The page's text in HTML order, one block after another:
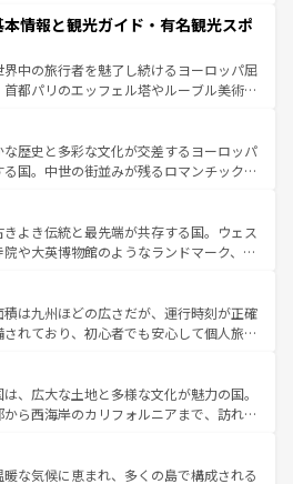
リアで、忘れられない旅をしてみよう！
リア情報は
国では、情熱的なフラメンコ、熱気あふ
美味しいタパスが生活の一部となってい
ドの洗練された雰囲気や、バルセロナの
角から、地方では古代ローマ遺跡や中世
て風土や気候が異なるスペインはその個
性で訪れる人を魅了する。 なお、新着のスペイン情報は コ
参照してほしい。
情報と観光ガイド・有名観光スポ
界中の旅行者を魅了し続けるヨーロッパ屈
都パリのエッフェル塔やルーブル美術館
詰まっている。華麗な宮殿、歴史的な大
ーチ、そして豊かな自然が、訪れる者を心
た、フランスは美食の国としても知ら
の発祥地であるランス、プロヴァンスの
ー畑など、多彩な楽しみ方が可能だ。さ
の地域にも魅力が溢れており、どの街角に
ぶとそれぞれで全く異なる文化を体験で
だろう。 なお、新着のフランス情報はコンテンツ一覧
。
な歴史と多彩な文化が交差するヨーロッパ
国。中世の街並みが残るロマンチック街
、どこを歩いても飽きることがない。ベ
気、バイエルン州のアルプスの絶景、そ
いのワイン畑といった風景は必見。ビール
ぜひ体験してほしい。 なお、新着の
ンテンツ一覧を参照してほしい。
よき伝統と最先端が共存する国。ウェス
院や大英博物館のようなランドマーク、歴
魅力がある。また、優雅なアフタヌーン
好きにはたまらない英国パブ、サッカー観
らこそできる体験も豊富。イギリスを旅
てほしい。
積は九州ほどの広さだが、運行時刻が正確
れており、初心者でも安心して個人旅行
残る町や、スイスならではのユニークな
ルプス観光だけでなく町歩きも満喫する
民の所得が高いため物価も高いが、旅行
観光を楽しむこともできる。 なお、新
はコンテンツ一覧 を参照してほしい。
、広大な土地と多様な文化が魅力の国。
ら西海岸のカリフォルニアまで、訪れる
は、観光、ショッピング、エンターテイ
た刺激的なスポットだ。一方、アメリカ
な気候に恵まれ、多くの島で構成される